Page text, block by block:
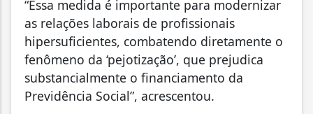
“Essa medida é importante para modernizar
as relações laborais de profissionais
hipersuficientes, combatendo diretamente o
fenômeno da ‘pejotização’, que prejudica
substancialmente o financiamento da
Previdência Social”, acrescentou.